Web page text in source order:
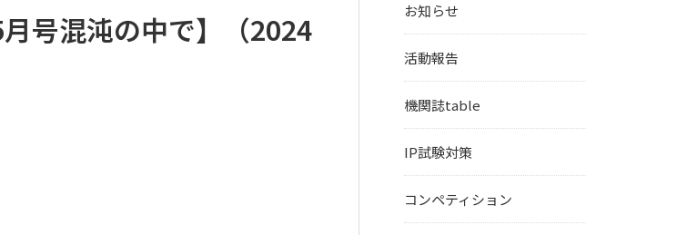
号混沌の中で】（2024
お知らせ
活動報告
機関誌table
IP試験対策
コンペティション